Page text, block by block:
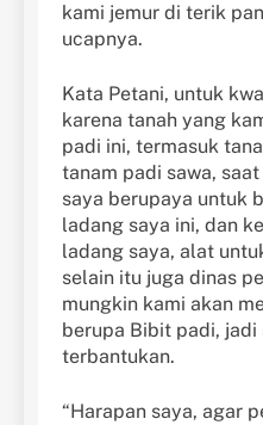
kami jemur di terik
ucapnya.
Kata Petani, untuk
karena tanah yang
padi ini, termasuk
tanam padi sawa,
saya berupaya untuk
ladang saya ini, dan
ladang saya, alat
selain itu juga dinas
mungkin kami akan
berupa Bibit padi, jadi
terbantukan.
“Harapan saya, agar